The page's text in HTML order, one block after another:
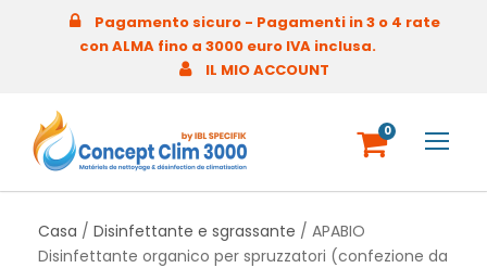
Pagamento sicuro - Pagamenti in 3 o 4 rate
con ALMA fino a 3000 euro IVA inclusa.
IL MIO ACCOUNT
0
Casa / Disinfettante e sgrassante / APABIO
Disinfettante organico per spruzzatori (confezione da